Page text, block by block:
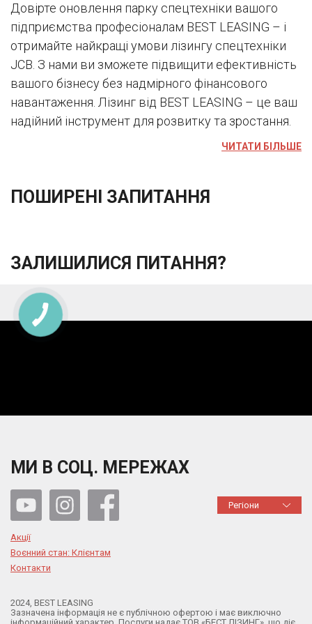
Довірте оновлення парку спецтехніки вашого
підприємства професіоналам BEST LEASING – і
отримайте найкращі умови лізингу спецтехніки
JCB. З нами ви зможете підвищити ефективність
вашого бізнесу без надмірного фінансового
навантаження. Лізинг від BEST LEASING – це ваш
надійний інструмент для розвитку та зростання.
ЧИТАТИ БІЛЬШЕ
ПОШИРЕНІ ЗАПИТАННЯ
ЗАЛИШИЛИСЯ ПИТАННЯ?
МИ В СОЦ. МЕРЕЖАХ
Регіони
Акції
Воєнний стан: Клієнтам
Контакти
2024, BEST LEASING
Зазначена інформація не є публічною офертою і має виключно